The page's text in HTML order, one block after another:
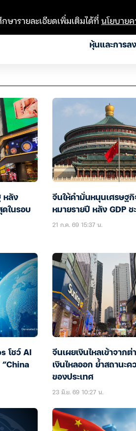
หุ้นและการล
หลัง
ดในรอบ
จีนให้คำมั่นหนุนเศรษฐกิ
หมายรายปี หลัง GDP ช
21 ก.ค. 69 15:37 น.
โชว์ AI
“China
จีนเผยเงินไหลเข้าจาก
เงินไหลออก ย้ำสถานะค
ของประเทศ
23 มิ.ย. 69 10:27 น.
ษารายละเอียดเพิ่มเติมได้ที่นโยบาย